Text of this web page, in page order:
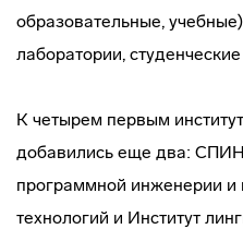
образовательные,
лаборатории,
К четырем первым
добавились еще два:
программной инженерии
технологий и Институт